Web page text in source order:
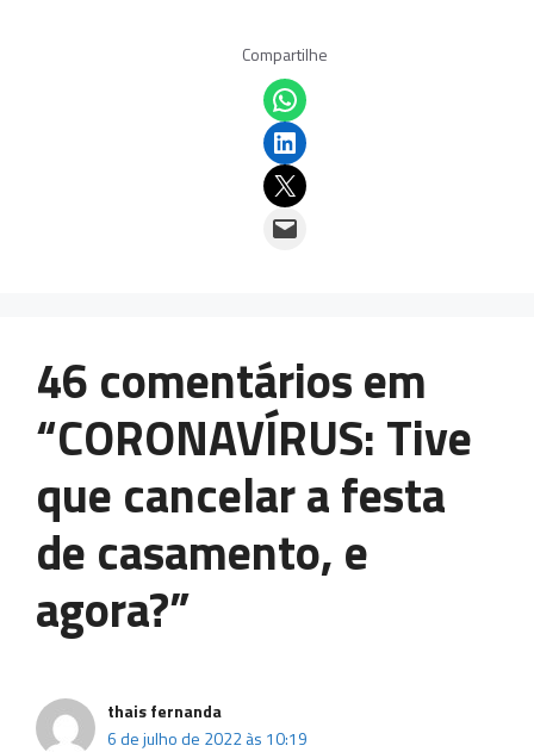
Compartilhe
Share on WhatsApp
Share on LinkedIn
Email this Page
Email this Page
46 comentários em
“CORONAVÍRUS: Tive
que cancelar a festa
de casamento, e
agora?”
thais fernanda
6 de julho de 2022 às 10:19